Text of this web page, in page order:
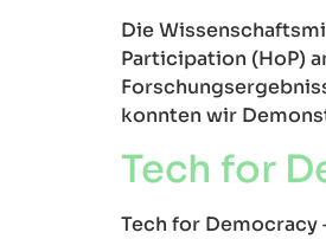
Die
Participation (HoP)
konnten wir
Tech for
Tech for Democracy